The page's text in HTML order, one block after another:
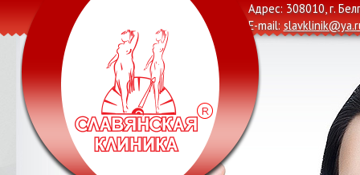
Адрес: 308010, г.
E-mail: